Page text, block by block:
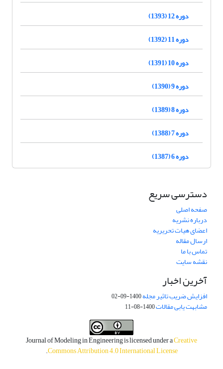
دوره 12 (1393)
دوره 11 (1392)
دوره 10 (1391)
دوره 9 (1390)
دوره 8 (1389)
دوره 7 (1388)
دوره 6 (1387)
دسترسی سریع
صفحه اصلی
درباره نشریه
اعضای هیات تحریریه
ارسال مقاله
تماس با ما
نقشه سایت
آخرین اخبار
افزایش ضریب تاثیر مجله1400-09-02
مشابهت یابی مقالات1400-08-11
Journal of Modeling in Engineering is licensed under aCreative
Commons Attribution 4.0 International License
.